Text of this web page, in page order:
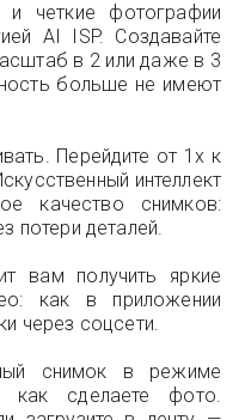
и четкие фотографии
AI ISP. Создавайте
в 2 или даже в 3
больше не имеют
Перейдите от 1x к
интеллект
качество снимков:
потери деталей.
вам получить яркие
как в приложении
через соцсети.
снимок в режиме
сделаете фото.